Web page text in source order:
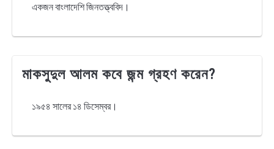
একজন বাংলাদেশি জিনতত্ত্ববিদ।
মাকসুদুল আলম কবে জন্ম গ্রহণ করেন?
১৯৫৪ সালের ১৪ ডিসেম্বর।